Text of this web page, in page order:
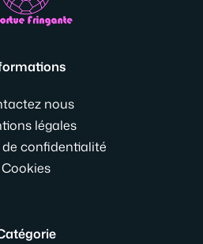
nous
légales
confidentialité
Cookies